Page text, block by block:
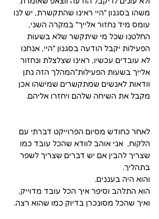
משהו בסגנון "היי ראינו שהתקשרת, יש לנו
עומס מיד נחזור אלייך" במקרה השני,
החלטנו שכל מי שיתקשר שלא בשעות
הפעילות יקבל הודעה בסגנון "היי, אנחנו
לא עובדים עכשיו, ראינו שצלצלת ונחזור
אלייך בשעות הפעילות"המהלך הזה נתן
וודאות לאנשים שמתקשרים שמישהו אכן
מקבל את השיחה שלהם ויחזרו אליהם.
לאחר כחודש מסיום הפרוייקט דברתי עם
הלקוח,  אני אוהב לוודא שהכל עובד כמו
שצריך להבין אם יש דברים שצריך לשפר
בתהליך.
והוא היה בעננים.
הוא התלהב וסיפר איך הכל עובד מדוייק,
ואיך שהכל מסונכרן בדיוק כמו שהוא רצה.